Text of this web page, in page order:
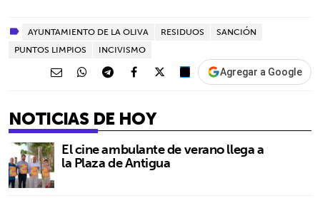
AYUNTAMIENTO DE LA OLIVA RESIDUOS
SANCIÓN
PUNTOS LIMPIOS
INCIVISMO
Agregar a Google
NOTICIAS DE HOY
El cine ambulante de verano llega a
la Plaza de Antigua